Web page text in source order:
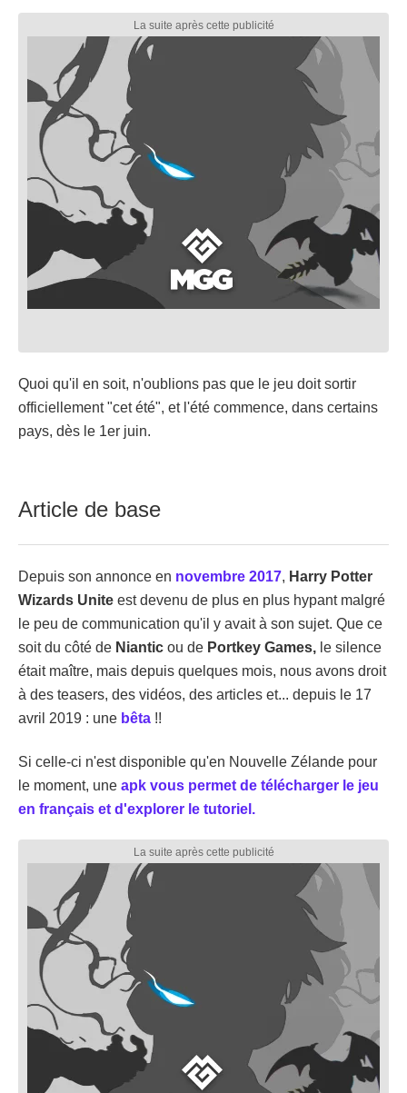
Quoi qu'il en soit, n'oublions pas que le jeu doit sortir
officiellement "cet été", et l'été commence, dans certains
pays, dès le 1er juin.
Article de base
Depuis son annonce en novembre 2017, Harry Potter
Wizards Unite est devenu de plus en plus hypant malgré
le peu de communication qu'il y avait à son sujet. Que ce
soit du côté de Niantic ou de Portkey Games, le silence
était maître, mais depuis quelques mois, nous avons droit
à des teasers, des vidéos, des articles et... depuis le 17
avril 2019 : une bêta !!
Si celle-ci n'est disponible qu'en Nouvelle Zélande pour
le moment, une apk vous permet de télécharger le jeu
en français et d'explorer le tutoriel.